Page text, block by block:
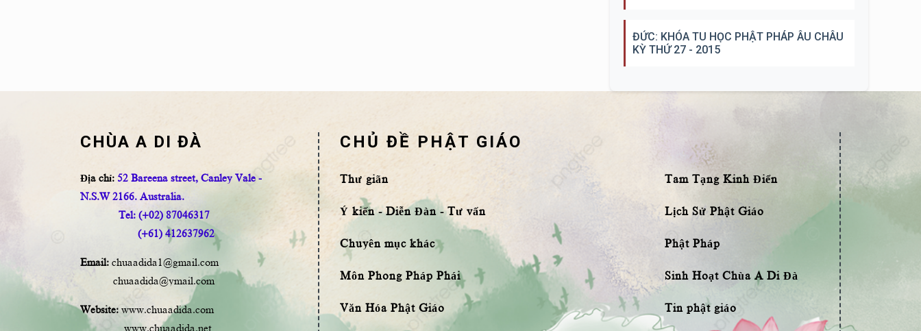
ĐỨC: KHÓA TU HỌC PHẬT PHÁP ÂU CHÂU
KỲ THỨ 27 - 2015
CHÙA A DI ĐÀ
Địa chỉ: 52 Bareena street, Canley Vale -
N.S.W 2166. Australia.
Tel: (+02) 87046317
(+61) 412637962
Email: chuaadida1@gmail.com
chuaadida@ymail.com
Website: www.chuaadida.com
www.chuaadida.net
CHỦ ĐỀ PHẬT GIÁO
Thư giãn
Ý kiến - Diễn Đàn - Tư vấn
Chuyên mục khác
Môn Phong Pháp Phái
Văn Hóa Phật Giáo
Tam Tạng Kinh Điển
Lịch Sử Phật Giáo
Phật Pháp
Sinh Hoạt Chùa A Di Đà
Tin phật giáo